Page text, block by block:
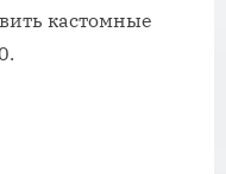
кастомные